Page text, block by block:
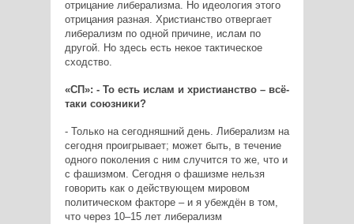
отрицание либерализма. Но идеология этого
отрицания разная. Христианство отвергает
либерализм по одной причине, ислам по
другой. Но здесь есть некое тактическое
сходство.
«СП»: - То есть ислам и христианство – всё-
таки союзники?
- Только на сегодняшний день. Либерализм на
сегодня проигрывает; может быть, в течение
одного поколения с ним случится то же, что и
с фашизмом. Сегодня о фашизме нельзя
говорить как о действующем мировом
политическом факторе – и я убеждён в том,
что через 10–15 лет либерализм